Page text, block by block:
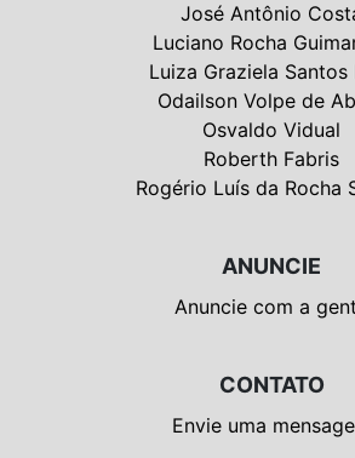
José Antônio
Luciano Rocha
Luiza Graziela Santos
Odailson Volpe de
Osvaldo Vidual
Roberth Fabris
Rogério Luís da Rocha
ANUNCIE
Anuncie com a
CONTATO
Envie uma